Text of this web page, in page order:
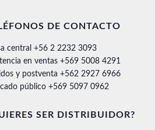
DE CONTACTO
central +56 2 2232 3093
en ventas +569 5008 4291
y postventa +562 2927 6966
público +569 5097 0962
SER DISTRIBUIDOR?